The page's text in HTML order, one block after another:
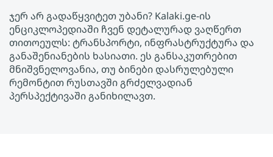
ჯერ არ გადაწყვიტეთ უბანი? Kalaki.ge-ის
ენციკლოპედიაში ჩვენ დეტალურად ვაღწერთ
თითოეულს: ტრანსპორტი, ინფრასტრუქტურა და
განაშენიანების ხასიათი. ეს განსაკუთრებით
მნიშვნელოვანია, თუ Ბინები დასრულებული
რემონტით რუსთავში გრძელვადიან
პერსპექტივაში განიხილავთ.